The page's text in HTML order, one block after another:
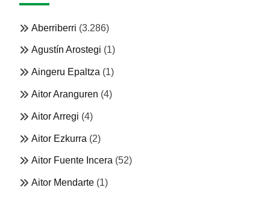
Aberriberri (3.286)
Agustín Arostegi (1)
Aingeru Epaltza (1)
Aitor Aranguren (4)
Aitor Arregi (4)
Aitor Ezkurra (2)
Aitor Fuente Incera (52)
Aitor Mendarte (1)